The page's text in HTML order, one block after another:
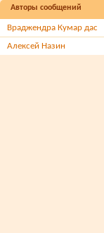
Авторы сообщений
Враджендра Кумар дас
Алексей Назин